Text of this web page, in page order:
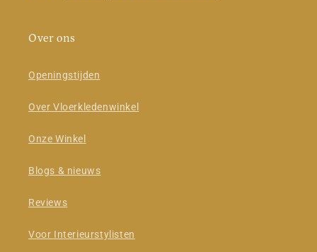
Over ons
Openingstijden
Over Vloerkledenwinkel
Onze Winkel
Blogs & nieuws
Reviews
Voor Interieurstylisten